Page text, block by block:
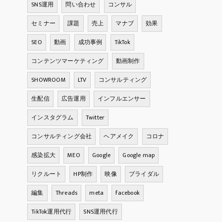
SNS運用 問い合わせ
コンサル
セミナー
課題 売上 マナブ
効果
SEO
動画 成功事例
TikTok
コンテンツマーケティング
動画制作
SHOWROOM
LTV
コンサルティング
生配信
広告運用
インフルエンサー
インスタグラム
Twitter
コンサルティング会社
ヘアメイク
コロナ
感染拡大
MEO Google
Google map
リクルート
HP制作 映像
ブライダル
編集
Threads meta
facebook
TikTok運用代行
SNS運用代行